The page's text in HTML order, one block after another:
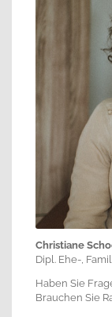
Christiane
Dipl. Ehe-,
Haben Sie
Brauchen Sie